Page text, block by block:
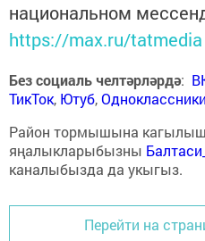
национальном
https://max.ru/tatmedia
Без социаль челтәрләрдә:
ТикТок, Ютуб,Одноклассники
Район тормышына
яңалыкларыбызны
каналыбызда да укыгыз.
Перейти на